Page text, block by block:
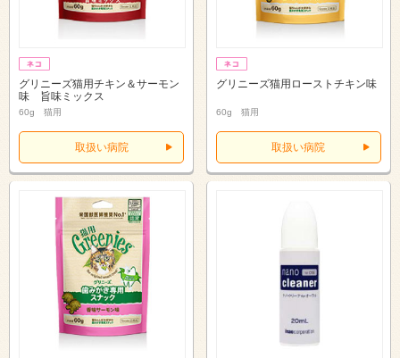
グリニーズ猫用チキン＆サーモン
味 旨味ミックス
60g 猫用
取扱い病院
グリニーズ猫用ローストチキン味
60g 猫用
取扱い病院